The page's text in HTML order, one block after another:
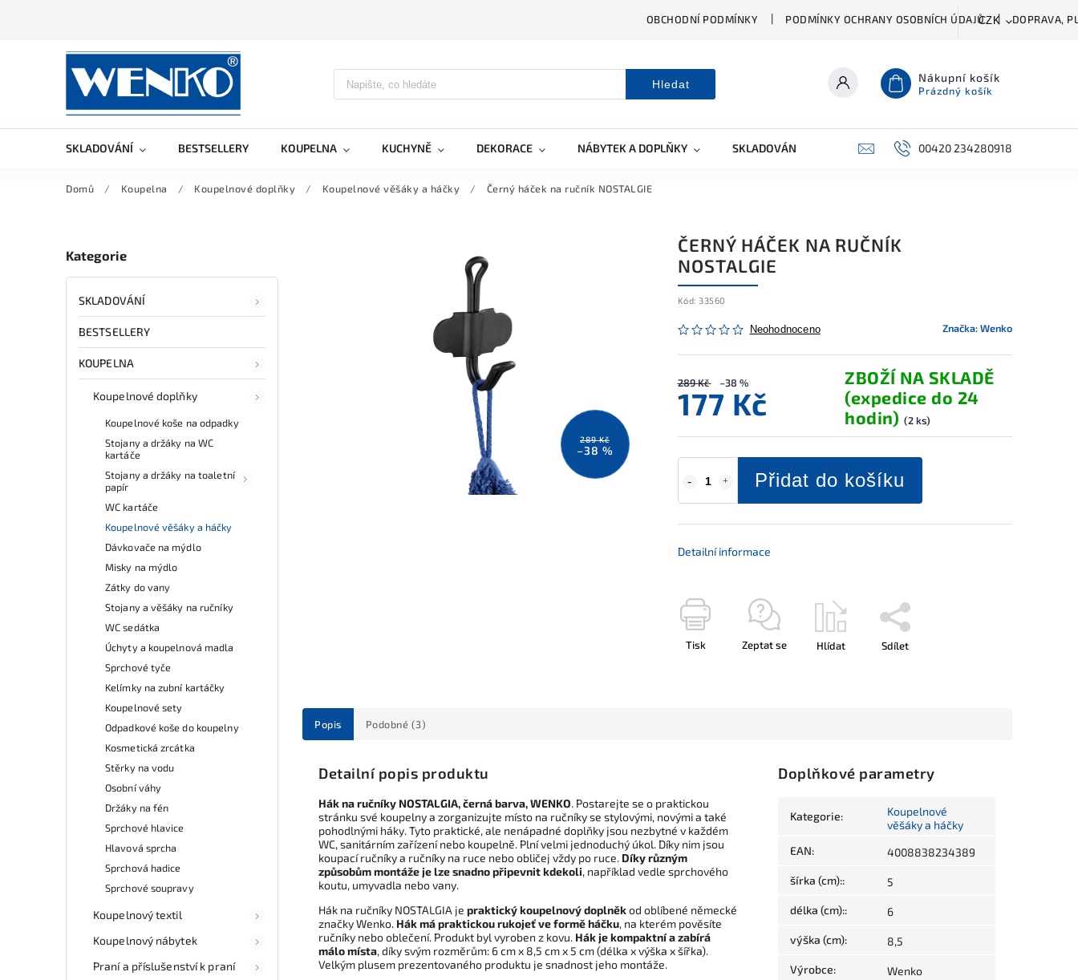
OBCHODNÍ PODMÍNKY PODMÍNKY OCHRANY OSOBNÍCH ÚDAJŮ DOPRAVA,
CZK
Hledat Nákupní košík
Prázdný košík
SKLADOVÁNÍ BESTSELLERY KOUPELNA KUCHYNĚ DEKORACE NÁBYTEK A DOPLŇKY SKLADOVÁNÍ A ČIŠTĚNÍ PŘÍSLUŠENSTVÍ
00420 234280918
Domů / Koupelna / Koupelnové doplňky / Koupelnové věšáky a háčky / Černý háček na ručník NOSTALGIE
Kategorie
SKLADOVÁNÍ
BESTSELLERY
KOUPELNA
Koupelnové doplňky
Koupelnové koše na odpadky
Stojany a držáky na WC
kartáče
Stojany a držáky na toaletní
papír
WC kartáče
Koupelnové věšáky a háčky
Dávkovače na mýdlo
Misky na mýdlo
Zátky do vany
Stojany a věšáky na ručníky
WC sedátka
Úchyty a koupelnová madla
Sprchové tyče
Kelímky na zubní kartáčky
Koupelnové sety
Odpadkové koše do koupelny
Kosmetická zrcátka
Stěrky na vodu
Osobní váhy
Držáky na fén
Sprchové hlavice
Hlavová sprcha
Sprchová hadice
Sprchové soupravy
Koupelnový textil
Koupelnový nábytek
Praní a příslušenství k praní
289 Kč
–38 %
ČERNÝ HÁČEK NA RUČNÍK
NOSTALGIE
Kód: 33560
Neohodnoceno Značka:Wenko
289 Kč –38 %
177 Kč
ZBOŽÍ NA SKLADĚ
(expedice do 24
hodin) (2 ks)
Přidat do košíku
Detailní informace
Tisk Zeptat se Hlídat Sdílet
Popis Podobné (3)
Detailní popis produktu
Hák na ručníky NOSTALGIA, černá barva, WENKO. Postarejte se o praktickou
stránku své koupelny a zorganizujte místo na ručníky se stylovými, novými a také
pohodlnými háky. Tyto praktické, ale nenápadné doplňky jsou nezbytné v každém
WC, sanitárním zařízení nebo koupelně. Plní velmi jednoduchý úkol. Díky nim jsou
koupací ručníky a ručníky na ruce nebo obličej vždy po ruce. Díky různým
způsobům montáže je lze snadno připevnit kdekoli, například vedle sprchového
koutu, umyvadla nebo vany.
Hák na ručníky NOSTALGIA je praktický koupelnový doplněkod oblíbené německé
značky Wenko. Hák má praktickou rukojeť ve formě háčku, na kterém pověsíte
ručníky nebo oblečení. Produkt byl vyroben z kovu. Hák je kompaktní a zabírá
málo místa, díky svým rozměrům: 6 cm x 8,5 cm x 5 cm (délka x výška x šířka).
Velkým plusem prezentovaného produktu je snadnost jeho montáže.
Doplňkové parametry
Kategorie:
Koupelnové
věšáky a háčky
EAN: 4008838234389
šírka (cm):: 5
délka (cm):: 6
výška (cm): 8,5
Výrobce: Wenko